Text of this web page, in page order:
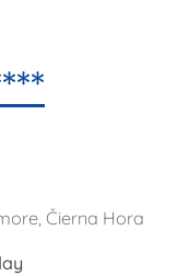
Čierna Hora